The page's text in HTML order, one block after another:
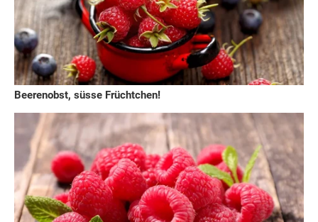
Beerenobst, süsse Früchtchen!